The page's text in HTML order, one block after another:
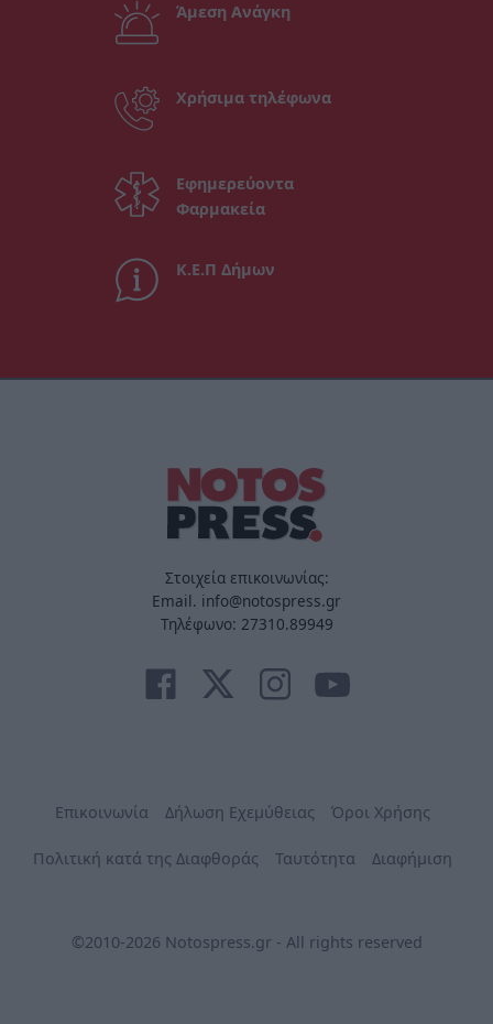
Άμεση Ανάγκη
Χρήσιμα τηλέφωνα
Εφημερεύοντα
Φαρμακεία
Κ.Ε.Π Δήμων
Στοιχεία επικοινωνίας:
Email. info@notospress.gr
Τηλέφωνο: 27310.89949
Επικοινωνία Δήλωση Εχεμύθειας Όροι Χρήσης
Πολιτική κατά της Διαφθοράς Ταυτότητα Διαφήμιση
©2010-2026 Notospress.gr - All rights reserved